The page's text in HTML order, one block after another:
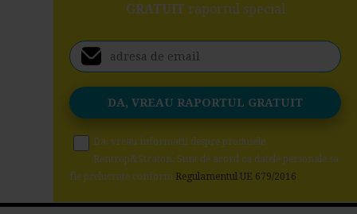
GRATUITraportul special
Da, vreau informatii despre produsele
Rentrop&Straton. Sunt de acord ca datele personale sa
fie prelucrate conform Regulamentul UE 679/2016